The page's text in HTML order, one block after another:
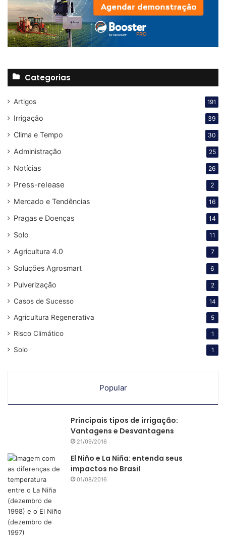
Categorias
Artigos 191
Irrigação 39
Clima e Tempo 30
Administração 25
Notícias 26
Press-release 2
Mercado e Tendências 16
Pragas e Doenças 14
Solo 11
Agricultura 4.0 7
Soluções Agrosmart 6
Pulverização 2
Casos de Sucesso 14
Agricultura Regenerativa 5
Risco Climático 1
Solo 1
Popular
Principais tipos de irrigação:
Vantagens e Desvantagens
21/09/2016
El Niño e La Niña: entenda seus
impactos no Brasil
01/08/2016